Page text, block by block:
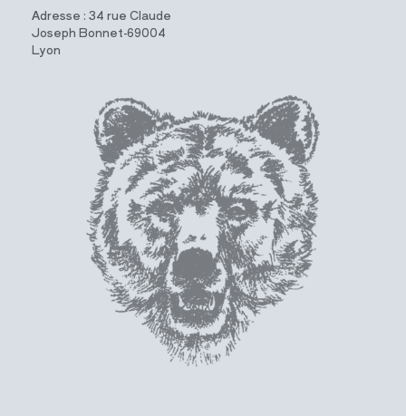
Adresse : 34 rue Claude
Joseph Bonnet-69004
Lyon